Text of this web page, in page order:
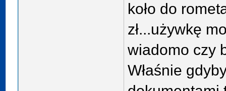
koło do
zł...używkę
wiadomo czy
Właśnie